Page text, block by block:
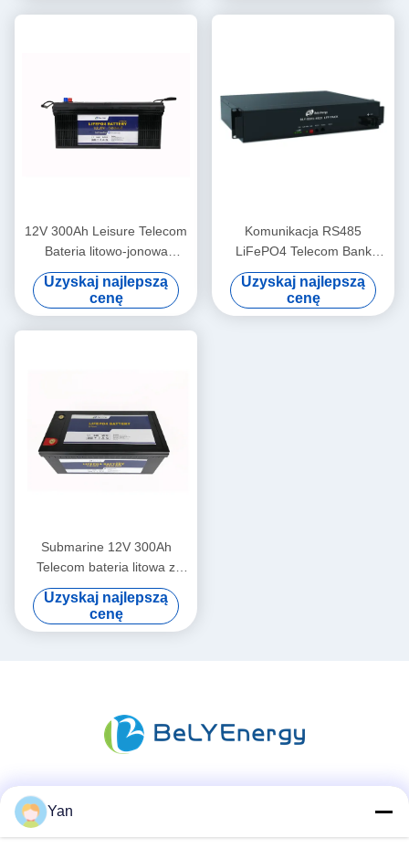
12V 300Ah Leisure Telecom
Bateria litowo-jonowa
Bluetooth Ogrzewanie
Uzyskaj najlepszą
cenę
Komunikacja RS485
LiFePO4 Telecom Bank
akumulatorów 48V 20Ah ze
wskaźnikami LED
Uzyskaj najlepszą
cenę
Submarine 12V 300Ah
Telecom bateria litowa z
Bluetooth
Uzyskaj najlepszą
cenę
Yan